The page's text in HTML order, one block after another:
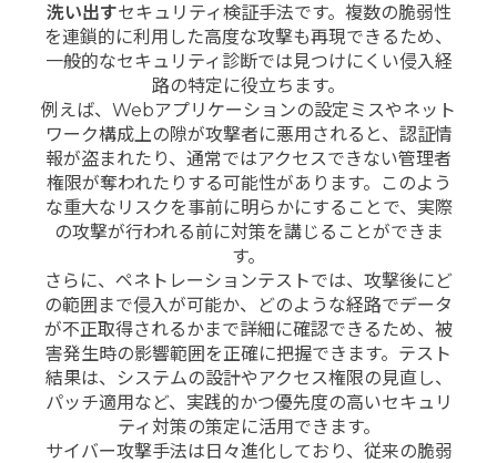
洗い出すセキュリティ検証手法です。複数の脆弱性
を連鎖的に利用した高度な攻撃も再現できるため、
一般的なセキュリティ診断では見つけにくい侵入経
路の特定に役立ちます。
例えば、Webアプリケーションの設定ミスやネット
ワーク構成上の隙が攻撃者に悪用されると、認証情
報が盗まれたり、通常ではアクセスできない管理者
権限が奪われたりする可能性があります。このよう
な重大なリスクを事前に明らかにすることで、実際
の攻撃が行われる前に対策を講じることができま
す。
さらに、ペネトレーションテストでは、攻撃後にど
の範囲まで侵入が可能か、どのような経路でデータ
が不正取得されるかまで詳細に確認できるため、被
害発生時の影響範囲を正確に把握できます。テスト
結果は、システムの設計やアクセス権限の見直し、
パッチ適用など、実践的かつ優先度の高いセキュリ
ティ対策の策定に活用できます。
サイバー攻撃手法は日々進化しており、従来の脆弱